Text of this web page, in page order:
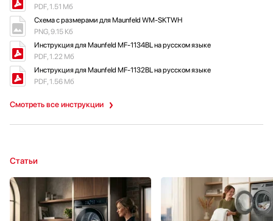
Смотреть все инструкции
PDF, 1.51 Мб
Схема с размерами для Maunfeld WM-SKTWH
PNG, 9.15 Кб
Инструкция для Maunfeld MF-1134BL на русском языке
PDF, 1.22 Мб
Инструкция для Maunfeld MF-1132BL на русском языке
PDF, 1.56 Мб
Статьи